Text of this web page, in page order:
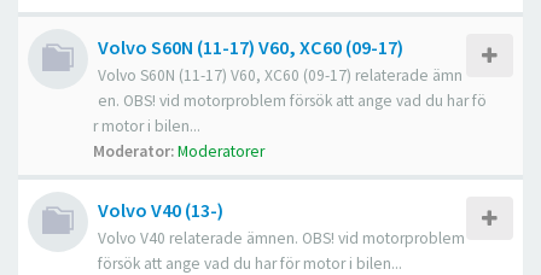
Volvo S60N (11-17) V60, XC60 (09-17)
Volvo S60N (11-17) V60, XC60 (09-17) relaterade ämn
en. OBS! vid motorproblem försök att ange vad du har fö
r motor i bilen...
Moderator:Moderatorer
Volvo V40 (13-)
Volvo V40 relaterade ämnen. OBS! vid motorproblem
försök att ange vad du har för motor i bilen...